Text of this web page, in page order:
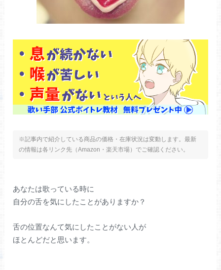
※記事内で紹介している商品の価格・在庫状況は変動します。最新
の情報は各リンク先（Amazon・楽天市場）でご確認ください。
あなたは歌っている時に
自分の舌を気にしたことがありますか？
舌の位置なんて気にしたことがない人が
ほとんどだと思います。